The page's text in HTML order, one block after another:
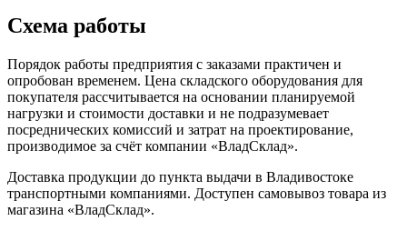
Схема работы
Порядок работы предприятия с заказами практичен и
опробован временем. Цена складского оборудования для
покупателя рассчитывается на основании планируемой
нагрузки и стоимости доставки и не подразумевает
посреднических комиссий и затрат на проектирование,
производимое за счёт компании «ВладСклад».
Доставка продукции до пункта выдачи в Владивостоке
транспортными компаниями. Доступен самовывоз товара из
магазина «ВладСклад».